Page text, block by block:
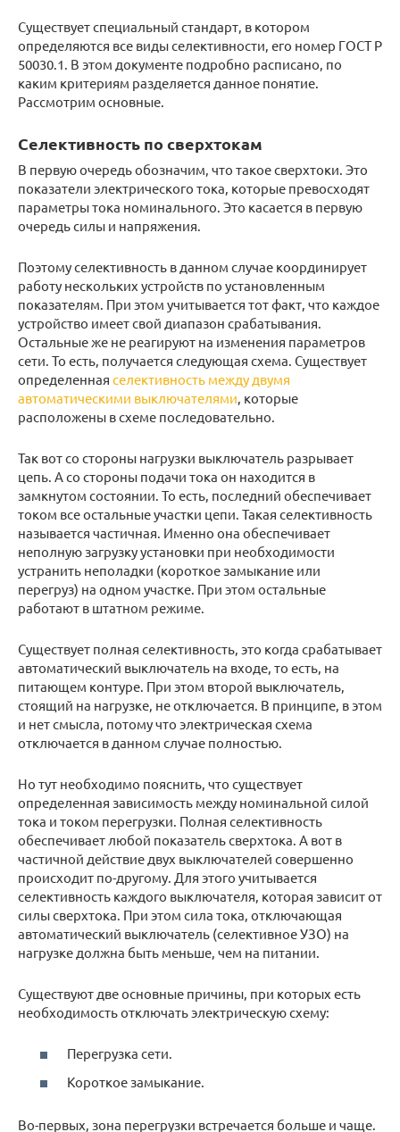
Существует специальный стандарт, в котором
определяются все виды селективности, его номер ГОСТ Р
50030.1. В этом документе подробно расписано, по
каким критериям разделяется данное понятие.
Рассмотрим основные.
Селективность по сверхтокам
В первую очередь обозначим, что такое сверхтоки. Это
показатели электрического тока, которые превосходят
параметры тока номинального. Это касается в первую
очередь силы и напряжения.
Поэтому селективность в данном случае координирует
работу нескольких устройств по установленным
показателям. При этом учитывается тот факт, что каждое
устройство имеет свой диапазон срабатывания.
Остальные же не реагируют на изменения параметров
сети. То есть, получается следующая схема. Существует
определенная селективность между двумя
автоматическими выключателями , которые
расположены в схеме последовательно.
Так вот со стороны нагрузки выключатель разрывает
цепь. А со стороны подачи тока он находится в
замкнутом состоянии. То есть, последний обеспечивает
током все остальные участки цепи. Такая селективность
называется частичная. Именно она обеспечивает
неполную загрузку установки при необходимости
устранить неполадки (короткое замыкание или
перегруз) на одном участке. При этом остальные
работают в штатном режиме.
Существует полная селективность, это когда срабатывает
автоматический выключатель на входе, то есть, на
питающем контуре. При этом второй выключатель,
стоящий на нагрузке, не отключается. В принципе, в этом
и нет смысла, потому что электрическая схема
отключается в данном случае полностью.
Но тут необходимо пояснить, что существует
определенная зависимость между номинальной силой
тока и током перегрузки. Полная селективность
обеспечивает любой показатель сверхтока. А вот в
частичной действие двух выключателей совершенно
происходит по-другому. Для этого учитывается
селективность каждого выключателя, которая зависит от
силы сверхтока. При этом сила тока, отключающая
автоматический выключатель (селективное УЗО) на
нагрузке должна быть меньше, чем на питании.
Существуют две основные причины, при которых есть
необходимость отключать электрическую схему:
Перегрузка сети.
Короткое замыкание.
Во-первых, зона перегрузки встречается больше и чаще.